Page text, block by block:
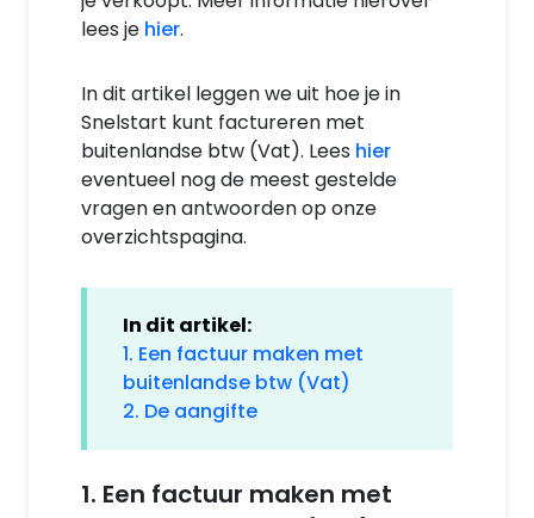
lees je hier.
In dit artikel leggen we uit hoe je in
Snelstart kunt factureren met
buitenlandse btw (Vat). Lees hier
eventueel nog de meest gestelde
vragen en antwoorden op onze
overzichtspagina.
In dit artikel:
1. Een factuur maken met
buitenlandse btw (Vat)
2. De aangifte
1. Een factuur maken met